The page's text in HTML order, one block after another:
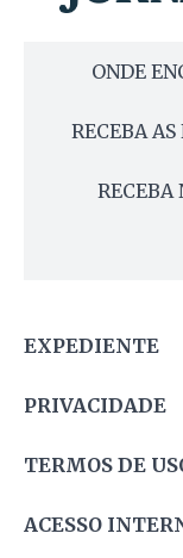
ONDE
RECEBA
RECEBA
EXPEDIENTE
PRIVACIDADE
TERMOS DE
ACESSO